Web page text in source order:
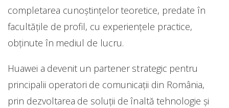
completarea cunoștințelor teoretice, predate în
facultățile de profil, cu experiențele practice,
obținute în mediul de lucru.
Huawei a devenit un partener strategic pentru
principalii operatori de comunicații din România,
prin dezvoltarea de soluții de înaltă tehnologie și